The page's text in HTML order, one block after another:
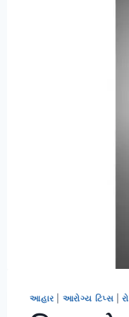
આહાર આરોગ્ય ટિપ્સ |